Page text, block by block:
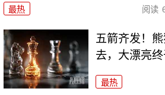
最热 阅读
五箭齐发！
去，大漂亮
最热